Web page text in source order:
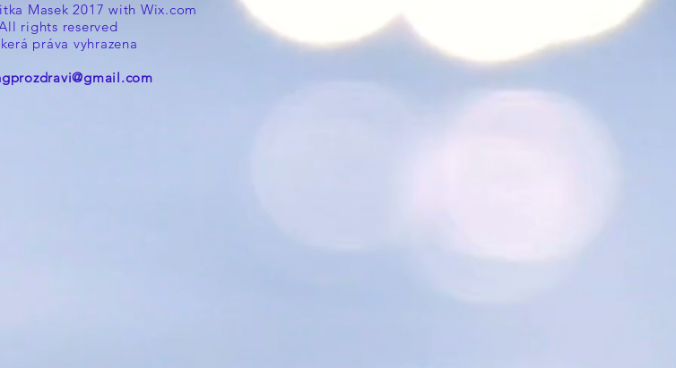
Masek 2017 with Wix.com
rights reserved
práva vyhrazena